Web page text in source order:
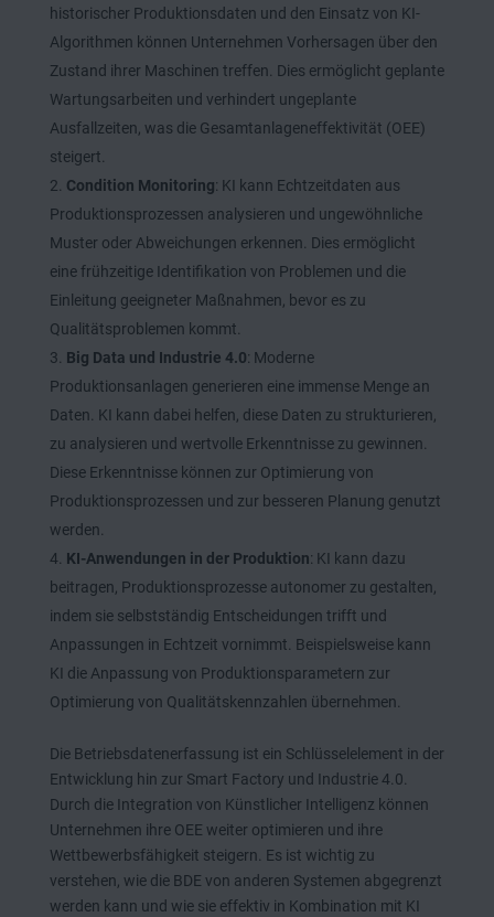
historischer Produktionsdaten und den Einsatz von KI-
Algorithmen können Unternehmen Vorhersagen über den
Zustand ihrer Maschinen treffen. Dies ermöglicht geplante
Wartungsarbeiten und verhindert ungeplante
Ausfallzeiten, was die Gesamtanlageneffektivität (OEE)
steigert.
Condition Monitoring: KI kann Echtzeitdaten aus
Produktionsprozessen analysieren und ungewöhnliche
Muster oder Abweichungen erkennen. Dies ermöglicht
eine frühzeitige Identifikation von Problemen und die
Einleitung geeigneter Maßnahmen, bevor es zu
Qualitätsproblemen kommt.
Big Data und Industrie 4.0: Moderne
Produktionsanlagen generieren eine immense Menge an
Daten. KI kann dabei helfen, diese Daten zu strukturieren,
zu analysieren und wertvolle Erkenntnisse zu gewinnen.
Diese Erkenntnisse können zur Optimierung von
Produktionsprozessen und zur besseren Planung genutzt
werden.
KI-Anwendungen in der Produktion: KI kann dazu
beitragen, Produktionsprozesse autonomer zu gestalten,
indem sie selbstständig Entscheidungen trifft und
Anpassungen in Echtzeit vornimmt. Beispielsweise kann
KI die Anpassung von Produktionsparametern zur
Optimierung von Qualitätskennzahlen übernehmen.
Die Betriebsdatenerfassung ist ein Schlüsselelement in der
Entwicklung hin zur Smart Factory und Industrie 4.0.
Durch die Integration von Künstlicher Intelligenz können
Unternehmen ihre OEE weiter optimieren und ihre
Wettbewerbsfähigkeit steigern. Es ist wichtig zu
verstehen, wie die BDE von anderen Systemen abgegrenzt
werden kann und wie sie effektiv in Kombination mit KI